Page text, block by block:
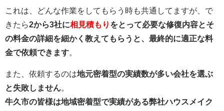
これは、どんな作業をしてもらう時も共通してますが、で
きたら2から3社に相見積もり をとって必要な修復内容とそ
の料金の詳細を細かく教えてもらうと、最終的に適正な料
金で依頼できます。
また、依頼するのは地元密着型の実績数が多い会社を選ぶ
と失敗しません。
牛久市の皆様は地域密着型で実績がある弊社ハウスメイク